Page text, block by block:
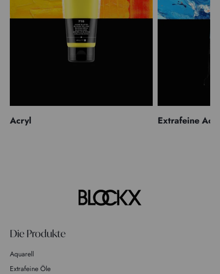
Acryl Extrafeine
Die Produkte
Aquarell
Extrafeine Öle